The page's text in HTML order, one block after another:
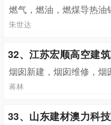
燃气，燃油，燃煤导热油
朱世达
32、江苏宏顺高空建
烟囱新建，烟囱维修，烟
蒋林
33、山东建材澳力科